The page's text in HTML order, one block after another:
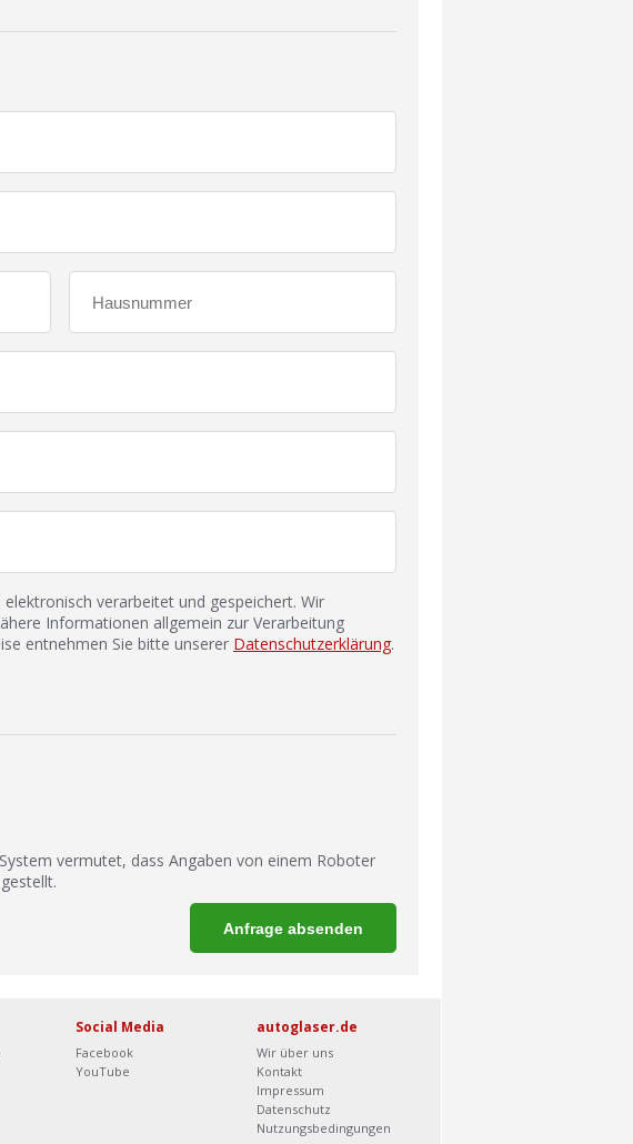
verarbeitet und gespeichert. Wir
Informationen allgemein zur Verarbeitung
entnehmen Sie bitte unserer Datenschutzerklärung.
vermutet, dass Angaben von einem Roboter
Social Media
Facebook
YouTube
autoglaser.de
Wir über uns
Kontakt
Impressum
Datenschutz
Nutzungsbedingungen